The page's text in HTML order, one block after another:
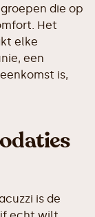
die op
Het
elke
een
is,
is de